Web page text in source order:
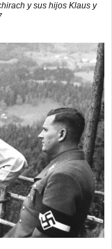
y sus hijos Klaus y